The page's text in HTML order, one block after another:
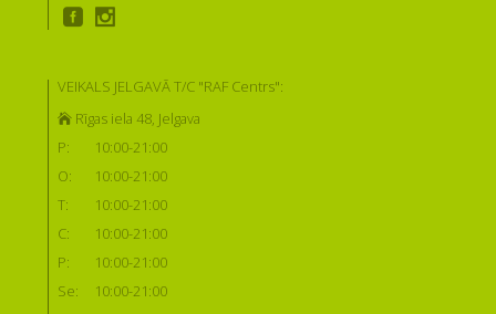
VEIKALS JELGAVĀ T/C "RAF Centrs":
Rīgas iela 48, Jelgava
P:
10:00-21:00
O:
10:00-21:00
T:
10:00-21:00
C:
10:00-21:00
P:
10:00-21:00
Se:
10:00-21:00